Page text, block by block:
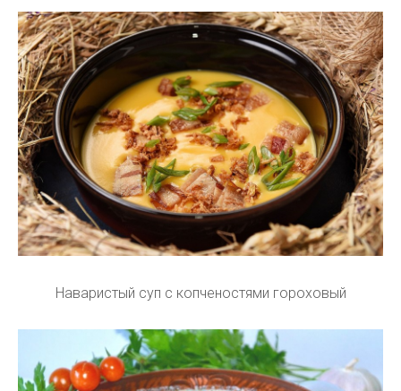
Наваристый суп с копченостями гороховый